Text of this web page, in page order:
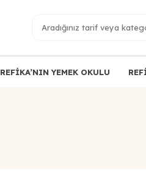
REFİKA’NIN YEMEK OKULU